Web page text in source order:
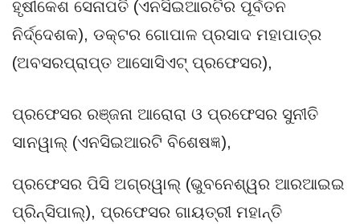
ହୃଷୀକେଶ ସେନାପତି (ଏନସିଇଆରଟିର ପୂର୍ବତନ
ନିର୍ଦ୍ଦେଶକ), ଡକ୍ଟର ଗୋପାଳ ପ୍ରସାଦ ମହାପାତ୍ର
(ଅବସରପ୍ରାପ୍ତ ଆସୋସିଏଟ୍ ପ୍ରଫେସର),
ପ୍ରଫେସର ରଞ୍ଜନା ଆରୋରା ଓ ପ୍ରଫେସର ସୁନୀତି
ସାନୱାଲ୍ (ଏନସିଇଆରଟି ବିଶେଷଜ୍ଞ),
ପ୍ରଫେସର ପିସି ଅଗ୍ରୱାଲ୍ (ଭୁବନେଶ୍ୱର ଆରଆଇଇ
ପ୍ରିନ୍ସିପାଲ୍), ପ୍ରଫେସର ଗାୟତ୍ରୀ ମହାନ୍ତି